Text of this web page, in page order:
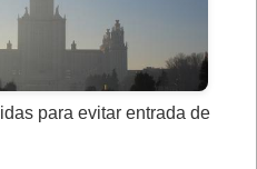
para evitar entrada de